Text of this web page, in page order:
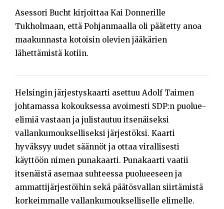
Asessori Bucht kirjoittaa Kai Donnerille
Tukholmaan, että Pohjanmaalla oli päätetty anoa
maakunnasta kotoisin olevien jääkärien
lähettämistä kotiin.
Helsingin järjestyskaarti asettuu Adolf Taimen
johtamassa kokouksessa avoimesti SDP:n puolue-
elimiä vastaan ja julistautuu itsenäiseksi
vallankumoukselliseksi järjestöksi. Kaarti
hyväksyy uudet säännöt ja ottaa virallisesti
käyttöön nimen punakaarti. Punakaarti vaatii
itsenäistä asemaa suhteessa puolueeseen ja
ammattijärjestöihin sekä päätösvallan siirtämistä
korkeimmalle vallankumoukselliselle elimelle.